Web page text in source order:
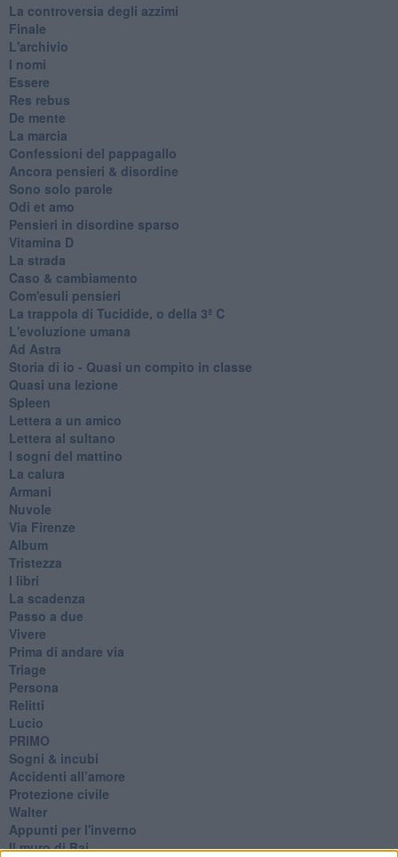
La controversia degli azzimi
Finale
L'archivio
I nomi
Essere
Res rebus
De mente
La marcia
Confessioni del pappagallo
Ancora pensieri & disordine
Sono solo parole
Odi et amo
Pensieri in disordine sparso
Vitamina D
La strada
Caso & cambiamento
Com'esuli pensieri
La trappola di Tucidide, o della 3ª C
L'evoluzione umana
Ad Astra
Storia di io - Quasi un compito in classe
Quasi una lezione
Spleen
Lettera a un amico
Lettera al sultano
I sogni del mattino
La calura
Armani
Nuvole
Via Firenze
Album
Tristezza
I libri
La scadenza
Passo a due
Vivere
Prima di andare via
Triage
Persona
Relitti
Lucio
PRIMO
Sogni & incubi
Accidenti all’amore
Protezione civile
Walter
Appunti per l'inverno
Il muro di Baj